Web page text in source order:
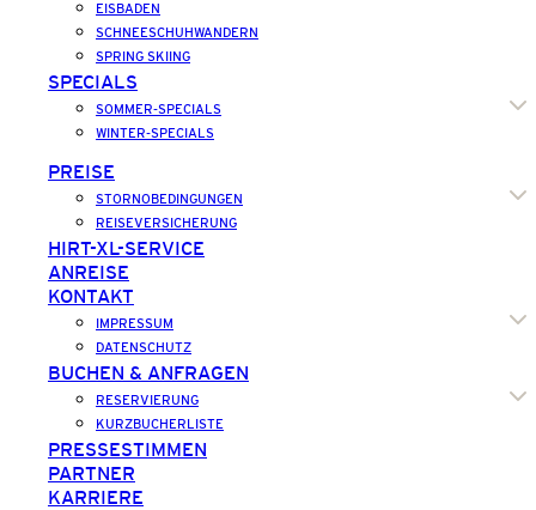
EISBADEN
SCHNEESCHUHWANDERN
SPRING SKIING
SPECIALS
SOMMER-SPECIALS
WINTER-SPECIALS
PREISE
STORNOBEDINGUNGEN
REISEVERSICHERUNG
HIRT-XL-SERVICE
ANREISE
KONTAKT
IMPRESSUM
DATENSCHUTZ
BUCHEN & ANFRAGEN
RESERVIERUNG
KURZBUCHERLISTE
PRESSESTIMMEN
PARTNER
KARRIERE